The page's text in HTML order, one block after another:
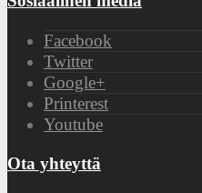
Facebook
Twitter
Google+
Printerest
Youtube
Ota yhteyttä